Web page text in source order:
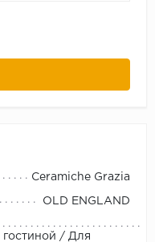
Ceramiche Grazia
OLD ENGLAND
/ Для